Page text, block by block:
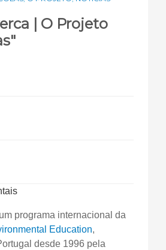
| O Projeto
programa internacional da
Education,
desde 1996 pela